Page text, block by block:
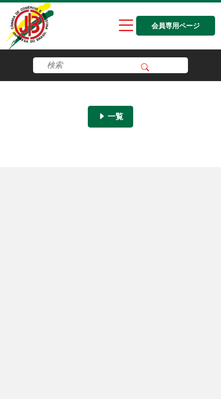
会員専用ページ
一覧